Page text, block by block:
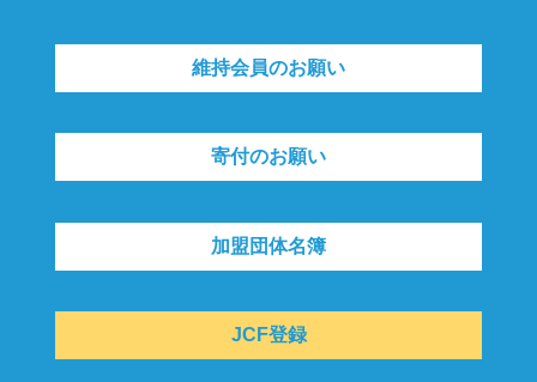
維持会員のお願い
寄付のお願い
加盟団体名簿
JCF登録